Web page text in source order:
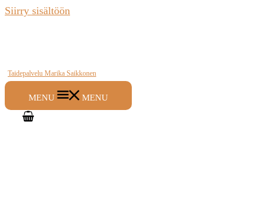
Siirry sisältöön
Taidepalvelu Marika Saikkonen
MENU MENU